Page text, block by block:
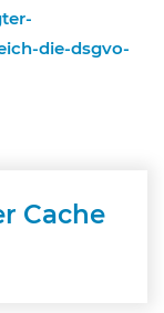
die-dsgvo-
Cache